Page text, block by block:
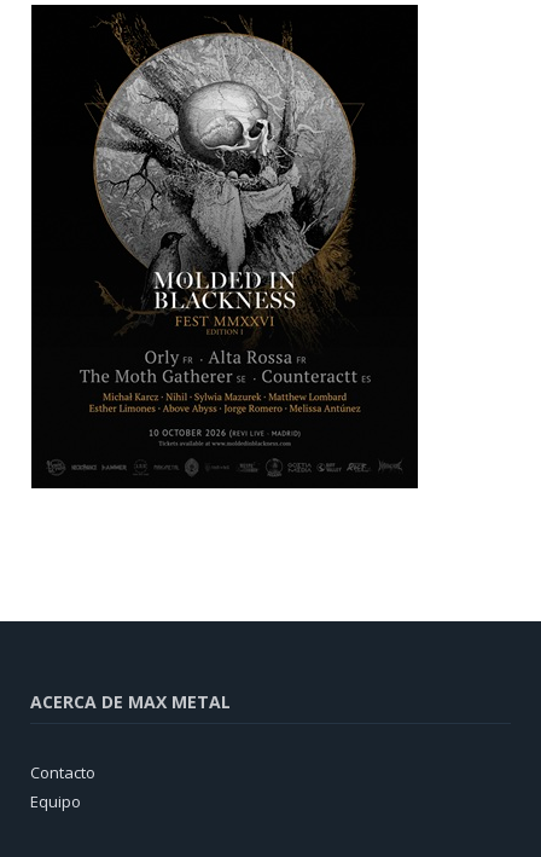
ACERCA DE MAX METAL
Contacto
Equipo